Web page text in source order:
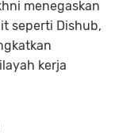
menegaskan
seperti Dishub,
kerja